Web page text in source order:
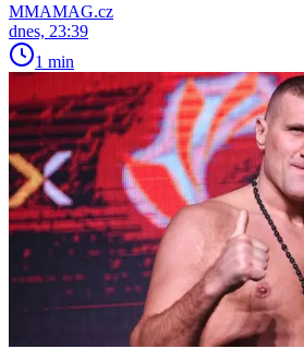
MMAMAG.cz
dnes, 23:39
1 min